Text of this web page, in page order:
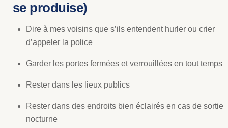
se produise)
Dire à mes voisins que s’ils entendent hurler ou crier
d’appeler la police
Garder les portes fermées et verrouillées en tout temps
Rester dans les lieux publics
Rester dans des endroits bien éclairés en cas de sortie
nocturne